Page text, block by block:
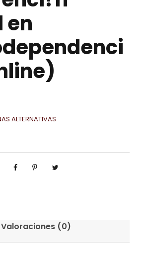
en
ALTERNATIVAS
Valoraciones (0)